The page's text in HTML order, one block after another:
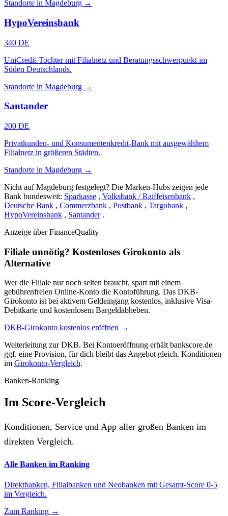
Standorte in Magdeburg →
HypoVereinsbank
340 DE
UniCredit-Tochter mit Filialnetz und Beratungsschwerpunkt im
Süden Deutschlands.
Standorte in Magdeburg →
Santander
200 DE
Privatkunden- und Konsumentenkredit-Bank mit ausgewähltem
Filialnetz in größeren Städten.
Standorte in Magdeburg →
Nicht auf Magdeburg festgelegt? Die Marken-Hubs zeigen jede
Bank bundesweit: Sparkasse , Volksbank / Raiffeisenbank ,
Deutsche Bank , Commerzbank , Postbank , Targobank ,
HypoVereinsbank , Santander.
Anzeige über FinanceQuality
Filiale unnötig? Kostenloses Girokonto als
Alternative
Wer die Filiale nur noch selten braucht, spart mit einem
gebührenfreien Online-Konto die Kontoführung. Das DKB-
Girokonto ist bei aktivem Geldeingang kostenlos, inklusive Visa-
Debitkarte und kostenlosem Bargeldabheben.
DKB-Girokonto kostenlos eröffnen →
Weiterleitung zur DKB. Bei Kontoeröffnung erhält bankscore.de
ggf. eine Provision, für dich bleibt das Angebot gleich. Konditionen
im Girokonto-Vergleich.
Banken-Ranking
Im Score-Vergleich
Konditionen, Service und App aller großen Banken im
direkten Vergleich.
Alle Banken im Ranking
Direktbanken, Filialbanken und Neobanken mit Gesamt-Score 0-5
im Vergleich.
Zum Ranking →